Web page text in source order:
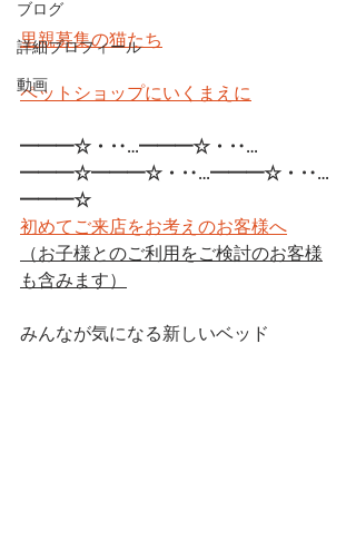
ブログ
詳細プロフィール
動画
里親募集の猫たち
ペットショップにいくまえに
━━━☆・‥…━━━☆・‥…
━━━☆━━━☆・‥…━━━☆・‥…
━━━☆
初めてご来店をお考えのお客様へ
（お子様とのご利用をご検討のお客様
も含みます）
みんなが気になる新しいベッド